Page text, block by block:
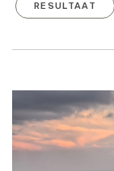
RESULTAAT